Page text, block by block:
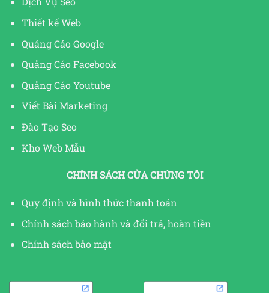
Thiết kế Web
Quảng Cáo Google
Quảng Cáo Facebook
Quảng Cáo Youtube
Viết Bài Marketing
Đào Tạo Seo
Kho Web Mẫu
CHÍNH SÁCH CỦA CHÚNG TÔI
Quy định và hình thức thanh toán
Chính sách bảo hành và đổi trả, hoàn tiền
Chính sách bảo mật